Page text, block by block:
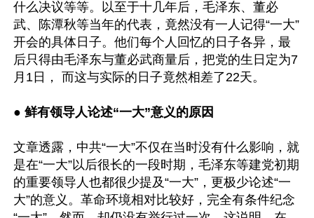
什么决议等等。以至于十几年后，毛泽东、董必
武、陈潭秋等当年的代表，竟然没有一人记得“一大”
开会的具体日子。他们每个人回忆的日子各异，最
后只得由毛泽东与董必武商量后，把党的生日定为7
月1日， 而这与实际的日子竟然相差了22天。
● 鲜有领导人论述“一大”意义的原因
文章透露，中共“一大”不仅在当时没有什么影响，就
是在“一大”以后很长的一段时期，毛泽东等建党初期
的重要领导人也都很少提及“一大”，更极少论述“一
大”的意义。革命环境相对比较好，完全有条件纪念